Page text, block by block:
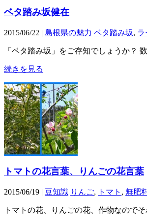
ベタ踏み坂健在
2015/06/22 | 島根県の魅力 ベタ踏み坂, ラ
「ベタ踏み坂」をご存知でしょうか？
続きを見る
トマトの花言葉、りんごの花言葉
2015/06/19 | 豆知識 りんご, トマト , 無肥
トマトの花、りんごの花、作物なので